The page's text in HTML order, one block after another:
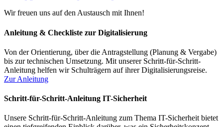
Wir freuen uns auf den Austausch mit Ihnen!
Anleitung & Checkliste zur Digitalisierung
Von der Orientierung, über die Antragstellung (Planung & Vergabe)
bis zur technischen Umsetzung. Mit unserer Schritt-für-Schritt-
Anleitung helfen wir Schulträgern auf ihrer Digitalisierungsreise.
Zur Anleitung
Schritt-für-Schritt-Anleitung IT-Sicherheit
Unsere Schritt-für-Schritt-Anleitung zum Thema IT-Sicherheit bietet